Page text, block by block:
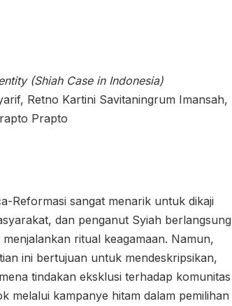
(Shiah Case in Indonesia)
Retno Kartini Savitaningrum Imansah,
Prapto
Reformasi sangat menarik untuk dikaji
dan penganut Syiah berlangsung
ritual keagamaan. Namun,
ini bertujuan untuk mendeskripsikan,
tindakan eksklusi terhadap komunitas
melalui kampanye hitam dalam pemilihan